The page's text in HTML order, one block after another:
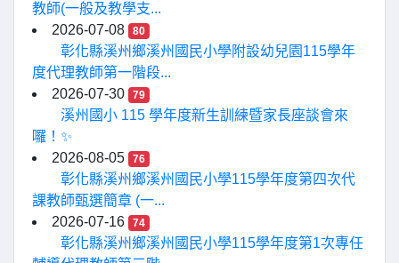
教師(一般及教學支...
2026-07-08
80
彰化縣溪州鄉溪州國民小學附設幼兒園115學年
度代理教師第一階段...
2026-07-30
79
溪州國小 115 學年度新生訓練暨家長座談會來
囉！✨
2026-08-05
76
彰化縣溪州鄉溪州國民小學115學年度第四次代
課教師甄選簡章 (一...
2026-07-16
74
彰化縣溪州鄉溪州國民小學115學年度第1次專任